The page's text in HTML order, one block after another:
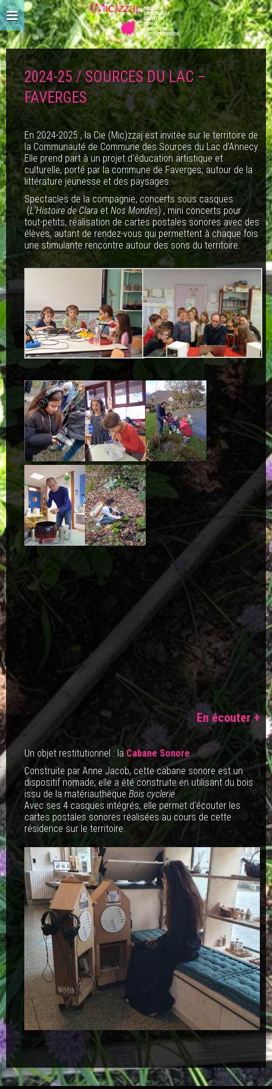
2024-25 / SOURCES DU LAC –
FAVERGES
En 2024-2025 , la Cie (Mic)zzaj est invitée sur le territoire de
la Communauté de Commune des Sources du Lac d'Annecy.
Elle prend part à un projet d'éducation artistique et
culturelle, porté par la commune de Faverges, autour de la
littérature jeunesse et des paysages.
Spectacles de la compagnie, concerts sous casques
(L'Histoire de Clara et Nos Mondes) , mini concerts pour
tout-petits, réalisation de cartes postales sonores avec des
élèves, autant de rendez-vous qui permettent à chaque fois
une stimulante rencontre autour des sons du territoire.
En écouter +
Un objet restitutionnel : la Cabane Sonore
Construite par Anne Jacob, cette cabane sonore est un
dispositif nomade; elle a été construite en utilisant du bois
issu de la matériauthèque Bois cyclerie
Avec ses 4 casques intégrés, elle permet d'écouter les
cartes postales sonores réalisées au cours de cette
résidence sur le territoire.